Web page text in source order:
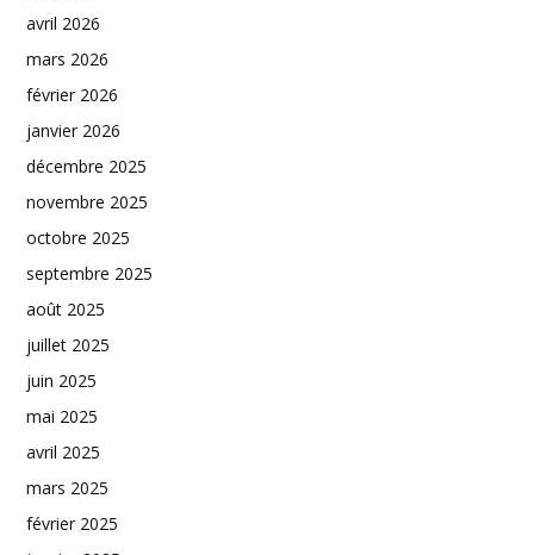
avril 2026
mars 2026
février 2026
janvier 2026
décembre 2025
novembre 2025
octobre 2025
septembre 2025
août 2025
juillet 2025
juin 2025
mai 2025
avril 2025
mars 2025
février 2025